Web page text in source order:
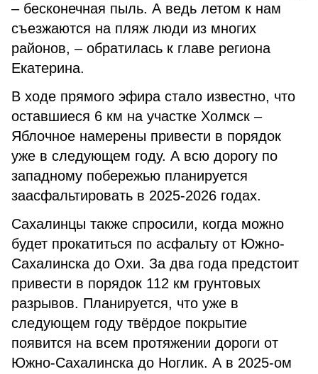
– бесконечная пыль. А ведь летом к нам
съезжаются на пляж люди из многих
районов, – обратилась к главе региона
Екатерина.
В ходе прямого эфира стало известно, что
оставшиеся 6 км на участке Холмск –
Яблочное намерены привести в порядок
уже в следующем году. А всю дорогу по
западному побережью планируется
заасфальтировать в 2025-2026 годах.
Сахалинцы также спросили, когда можно
будет прокатиться по асфальту от Южно-
Сахалинска до Охи. За два года предстоит
привести в порядок 112 км грунтовых
разрывов. Планируется, что уже в
следующем году твёрдое покрытие
появится на всем протяжении дороги от
Южно-Сахалинска до Ноглик. А в 2025-ом